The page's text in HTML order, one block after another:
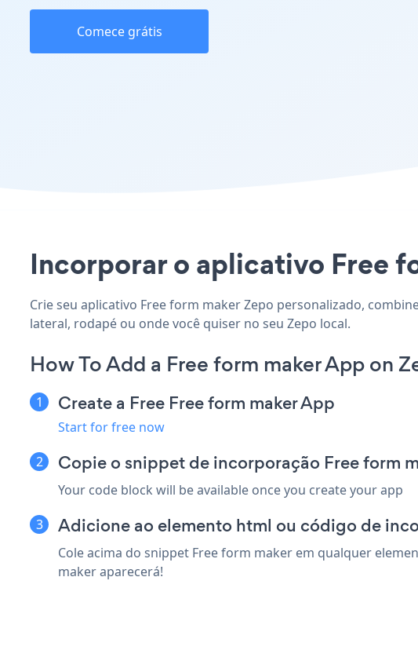
Comece grátis
Incorporar o aplicativo Free
Crie seu aplicativo Free form maker Zepo personalizado,
lateral, rodapé ou onde você quiser no seu Zepo local.
How To Add a Free form maker App on
Create a Free Free form maker App
Start for free now
Copie o snippet de incorporação Free form
Your code block will be available once you create your app
Adicione ao elemento html ou código de
Cole acima do snippet Free form maker em qualquer
maker aparecerá!